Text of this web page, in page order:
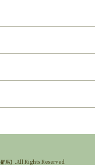
群馬】.All Rights Reserved